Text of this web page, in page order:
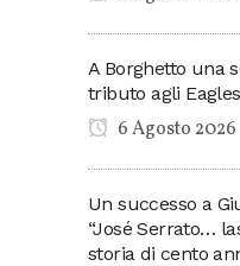
A Borghetto una
tributo agli Eagles
6 Agosto 2026
Un successo a
“José Serrato…
storia di cento